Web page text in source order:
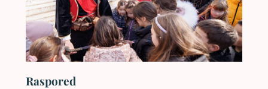
Raspored